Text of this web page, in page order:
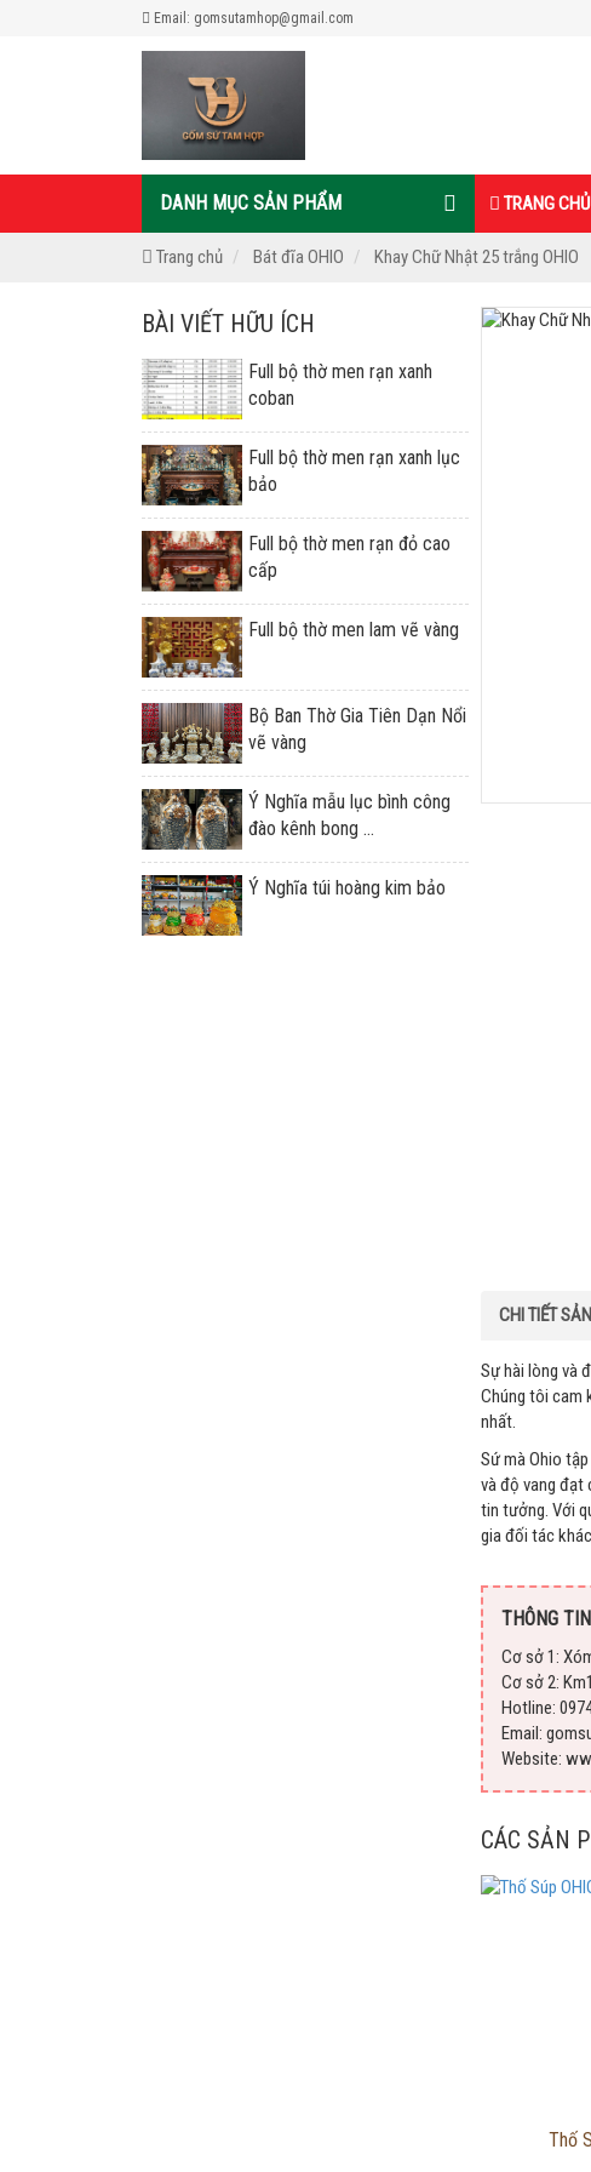
Email: gomsutamhop@gmail.com
DANH MỤC SẢN PHẨM TRANG CHỦ
Trang chủ Bát đĩa OHIO Khay Chữ Nhật 25 trắng OHIO
BÀI VIẾT HỮU ÍCH
Full bộ thờ men rạn xanh
coban
Full bộ thờ men rạn xanh lục
bảo
Full bộ thờ men rạn đỏ cao
cấp
Full bộ thờ men lam vẽ vàng
Bộ Ban Thờ Gia Tiên Dạn Nổi
vẽ vàng
Ý Nghĩa mẫu lục bình công
đào kênh bong ...
Ý Nghĩa túi hoàng kim bảo
CHI TIẾT
Sự hài lòng và
Chúng tôi cam
nhất.
Sứ mà Ohio
và độ vang đạt
tin tưởng. Với
gia đối tác
THÔNG
Cơ sở 1:
Cơ sở 2:
Hotline:
Email:
Website:
CÁC SẢN
Thố